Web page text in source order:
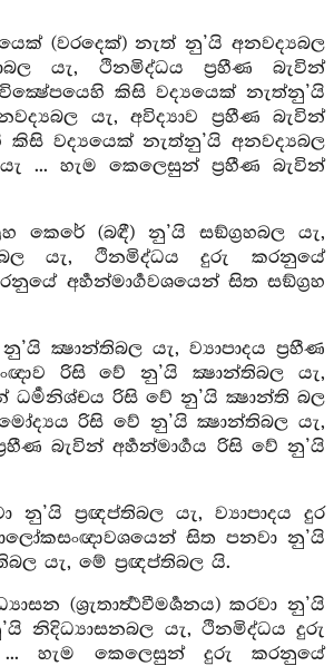
(වරදෙක්) නැත් නු’යි අනවද්‍යබල
යැ, ථිනමිද්ධය ප්‍රහීණ බැවින්
කිසි වද්‍යයෙක් නැත්නු’යි
යැ, අවිද්‍යාව ප්‍රහීණ බැවින්
කිසි වද්‍යයෙක් නැත්නු’යි අනවද්‍යබල
... හැම කෙලෙසුන් ප්‍රහීණ බැවින්
කෙරේ (බඳී) නු’යි සඞ්ග්‍රහබල යැ,
යැ, ථිනමිද්ධය දුරු කරනුයේ
අර්‍හන්මාර්‍ගවශයෙන් සිත සඞ්ග්‍රහ
ක්‍ෂාන්තිබල යැ, ව්‍යාපාදය ප්‍රහීණ
රිසි වේ නු’යි ක්‍ෂාන්තිබල යැ,
ධර්‍මනිශ්චය රිසි වේ නු’යි ක්‍ෂාන්ති බල
රිසි වේ නු’යි ක්‍ෂාන්තිබල යැ,
බැවින් අර්‍හන්මාර්‍ගය රිසි වේ නු’යි
ප්‍රඥප්තිබල යැ, ව්‍යාපාදය දුර
සිත පනවා නු’යි
යැ, මේ ප්‍රඥප්තිබල යි.
(ශ්‍රැතාර්‍ත්‍ථවීමර්‍ශනය) කරවා නු’යි
නිදිධ්‍යාසනබල යැ, ථිනමිද්ධය දුරු
... හැම කෙලෙසුන් දුරු කරනුයේ